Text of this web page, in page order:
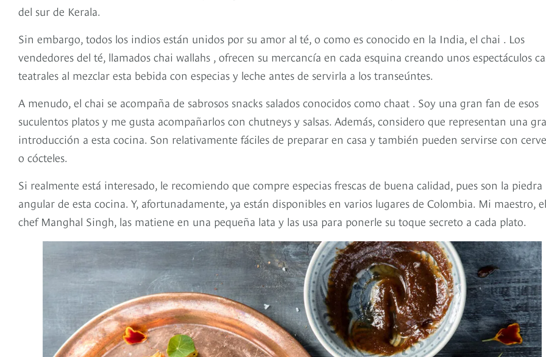
del sur de Kerala.
Sin embargo, todos los indios están unidos por su amor al té, o como es conocido en la India, el chai . Los
vendedores del té, llamados chai wallahs , ofrecen su mercancía en cada esquina creando unos espectáculos
teatrales al mezclar esta bebida con especias y leche antes de servirla a los transeúntes.
A menudo, el chai se acompaña de sabrosos snacks salados conocidos como chaat . Soy una gran fan de esos
suculentos platos y me gusta acompañarlos con chutneys y salsas. Además, considero que representan una
introducción a esta cocina. Son relativamente fáciles de preparar en casa y también pueden servirse con
o cócteles.
Si realmente está interesado, le recomiendo que compre especias frescas de buena calidad, pues son la piedra
angular de esta cocina. Y, afortunadamente, ya están disponibles en varios lugares de Colombia. Mi maestro, el
chef Manghal Singh, las matiene en una pequeña lata y las usa para ponerle su toque secreto a cada plato.